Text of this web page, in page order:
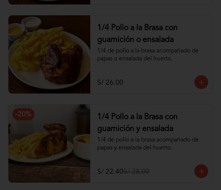
1/4 Pollo a la Brasa con
guarnición o ensalada
1/4 de pollo a la brasa acompañado de
papas o ensalada del huerto.
S/ 26.00
-20%
1/4 Pollo a la Brasa con
guarnición y ensalada
1/4 de pollo a la brasa acompañado de
papas y ensalada del huerto.
S/ 22.40S/ 28.00